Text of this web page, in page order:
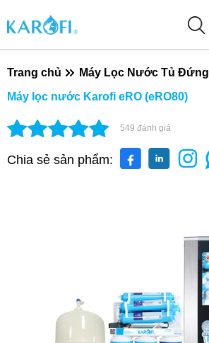
Trang chủ
Máy Lọc Nước Tủ Đứng
Máy lọc nước Karofi eRO (eRO80)
549 đánh giá
Chia sẻ sản phẩm: